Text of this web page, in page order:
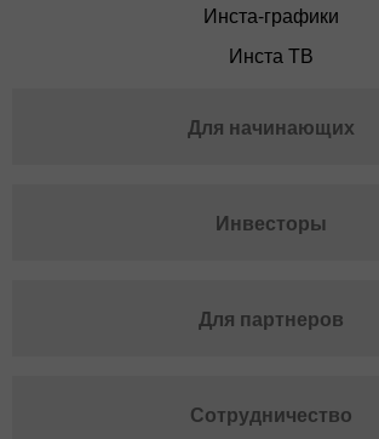
Инста-графики
Инста ТВ
Для начинающих
Инвесторы
Для партнеров
Сотрудничество